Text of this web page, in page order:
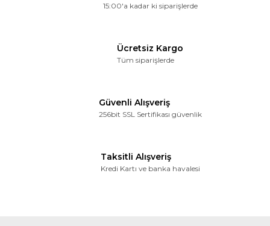
15:00'a kadar ki siparişlerde
Ücretsiz Kargo
Tüm siparişlerde
Güvenli Alışveriş
256bit SSL Sertifikası güvenlik
Taksitli Alışveriş
Kredi Kartı ve banka havalesi